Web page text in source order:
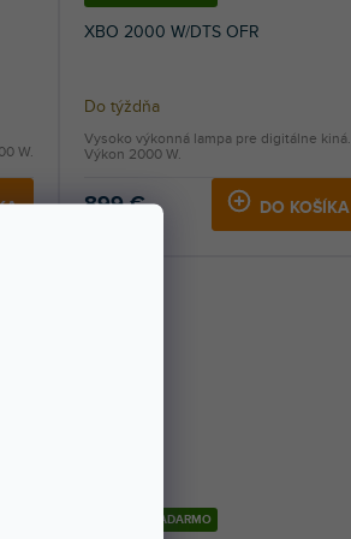
W.
XBO 2000 W/DTS OFR
Do týždňa
899 € DO KOŠÍKA
Vysoko výkonná lampa pre digitálne kiná.
Výkon 2000 W.
DOPRAVA ZADARMO